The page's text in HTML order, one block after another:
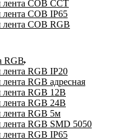
лента COB CCT
лента COB IP65
лента COB RGB
RGB
лента RGB IP20
RGB адресная
лента RGB 12В
лента RGB 24В
лента RGB 5м
лента RGB SMD 5050
лента RGB IP65